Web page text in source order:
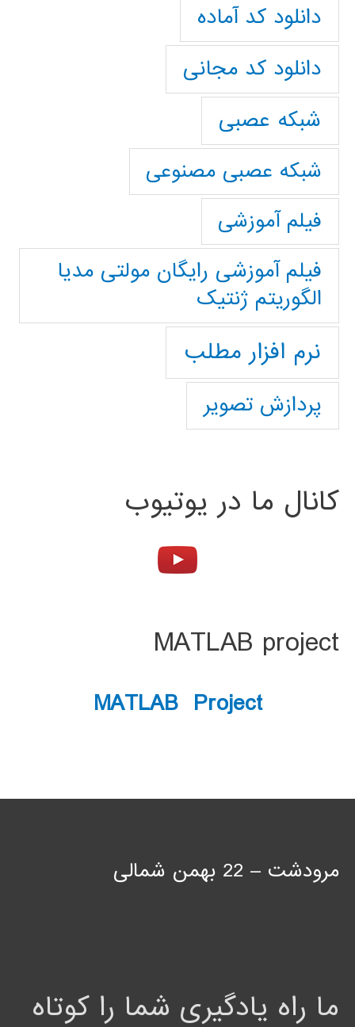
دانلود کد آماده
دانلود کد مجانی
شبکه عصبی
شبکه عصبی مصنوعی
فیلم آموزشی
فیلم آموزشی رایگان مولتی مدیا
الگوریتم ژنتیک
نرم افزار مطلب
پردازش تصویر
کانال ما در یوتیوب
MATLAB project
MATLAB Project
مرودشت – 22 بهمن شمالی
ما راه یادگیری شما را کوتاه